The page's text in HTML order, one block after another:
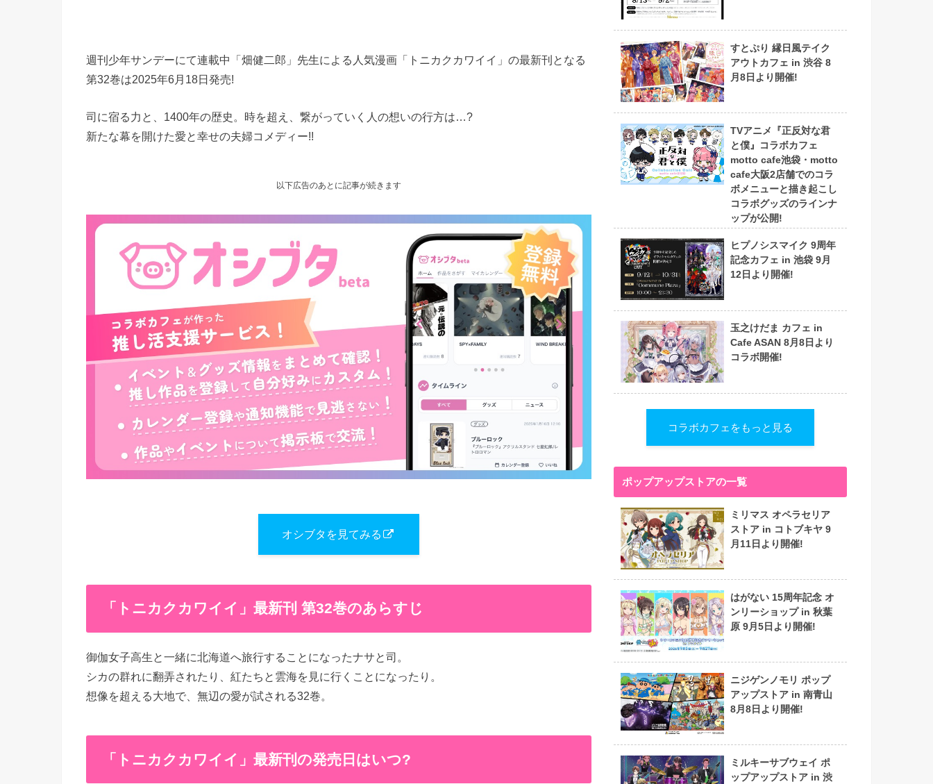
週刊少年サンデーにて連載中「畑健二郎」先生による人気漫画「トニカクカワイイ」の最新刊となる
第32巻は2025年6月18日発売!
司に宿る力と、1400年の歴史。時を超え、繋がっていく人の想いの行方は…?
新たな幕を開けた愛と幸せの夫婦コメディー!!
以下広告のあとに記事が続きます
オシブタを見てみる
「トニカクカワイイ」最新刊 第32巻のあらすじ
御伽女子高生と一緒に北海道へ旅行することになったナサと司。
シカの群れに翻弄されたり、紅たちと雲海を見に行くことになったり。
想像を超える大地で、無辺の愛が試される32巻。
「トニカクカワイイ」最新刊の発売日はいつ?
すとぷり 縁日風テイク
アウトカフェ in 渋谷 8
月8日より開催!
TVアニメ『正反対な君
と僕』コラボカフェ
motto cafe池袋・motto
cafe大阪2店舗でのコラ
ボメニューと描き起こし
コラボグッズのラインナ
ップが公開!
ヒプノシスマイク 9周年
記念カフェ in 池袋 9月
12日より開催!
玉之けだま カフェ in
Cafe ASAN 8月8日より
コラボ開催!
コラボカフェをもっと見る
ポップアップストアの一覧
ミリマス オペラセリア
ストア in コトブキヤ 9
月11日より開催!
はがない 15周年記念 オ
ンリーショップ in 秋葉
原 9月5日より開催!
ニジゲンノモリ ポップ
アップストア in 南青山
8月8日より開催!
ミルキーサブウェイ ポ
ップアップストア in 渋